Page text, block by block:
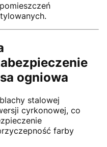
ogniowa
stalowej
cyrkonowej, co
farby